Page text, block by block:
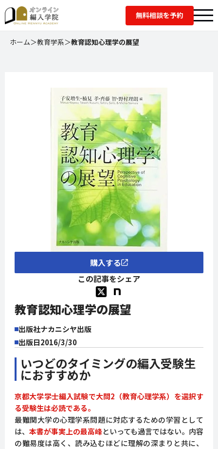
無料相談を予約
ホーム＞教育学系＞教育認知心理学の展望
購入する
この記事をシェア
教育認知心理学の展望
出版社ナカニシヤ出版
出版日2016/3/30
いつどのタイミングの編入受験生
におすすめか
京都大学学士編入試験で大問2（教育心理学系）を選択す
る受験生は必読である。
最難関大学の心理学系問題に対応するための学習として
は、 本書が事実上の最高峰といっても過言ではない。内容
の難易度は高く、読み込むほどに理解の深まりと共に、